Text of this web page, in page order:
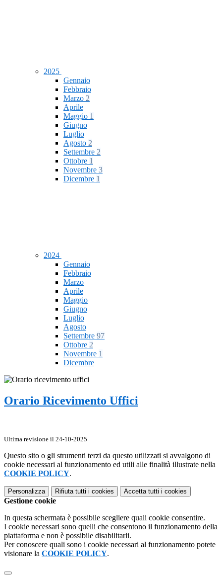
2025
Gennaio
Febbraio
Marzo 2
Aprile
Maggio 1
Giugno
Luglio
Agosto 2
Settembre 2
Ottobre 1
Novembre 3
Dicembre 1
2024
Gennaio
Febbraio
Marzo
Aprile
Maggio
Giugno
Luglio
Agosto
Settembre 97
Ottobre 2
Novembre 1
Dicembre
Orario Ricevimento Uffici
Ultima revisione il 24-10-2025
Questo sito o gli strumenti terzi da questo utilizzati si avvalgono di
cookie necessari al funzionamento ed utili alle finalità illustrate nella
COOKIE POLICY.
Personalizza Rifiuta tutti i cookies Accetta tutti i cookies
Gestione cookie
In questa schermata è possibile scegliere quali cookie consentire.
I cookie necessari sono quelli che consentono il funzionamento della
piattaforma e non è possibile disabilitarli.
Per conoscere quali sono i cookie necessari al funzionamento potete
visionare la COOKIE POLICY.